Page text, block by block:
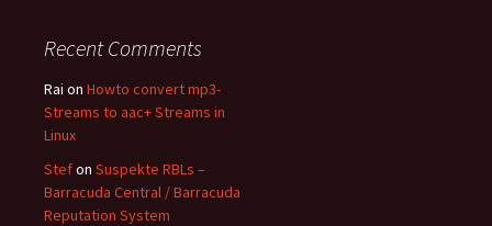
Recent Comments
Rai on Howto convert mp3-
Streams to aac+ Streams in
Linux
Stefon Suspekte RBLs –
Barracuda Central / Barracuda
Reputation System